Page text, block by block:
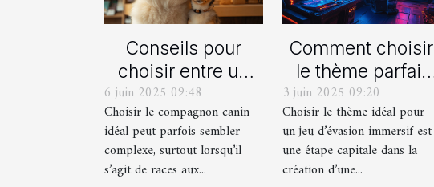
Conseils pour
choisir entre un
berger blanc
suisse et un
berger américain
miniature
6 juin 2025 09:48
Choisir le compagnon canin
idéal peut parfois sembler
complexe, surtout lorsqu’il
s’agit de races aux...
Comment choisir
le thème parfait
pour votre
prochain jeu
d'évasion
immersif
3 juin 2025 09:20
Choisir le thème idéal pour
un jeu d’évasion immersif est
une étape capitale dans la
création d’une...